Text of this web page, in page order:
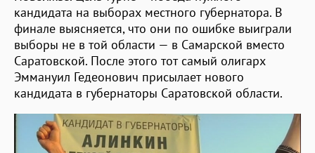
кандидата на выборах местного губернатора. В
финале выясняется, что они по ошибке выиграли
выборы не в той области — в Самарской вместо
Саратовской. После этого тот самый олигарх
Эммануил Гедеонович присылает нового
кандидата в губернаторы Саратовской области.